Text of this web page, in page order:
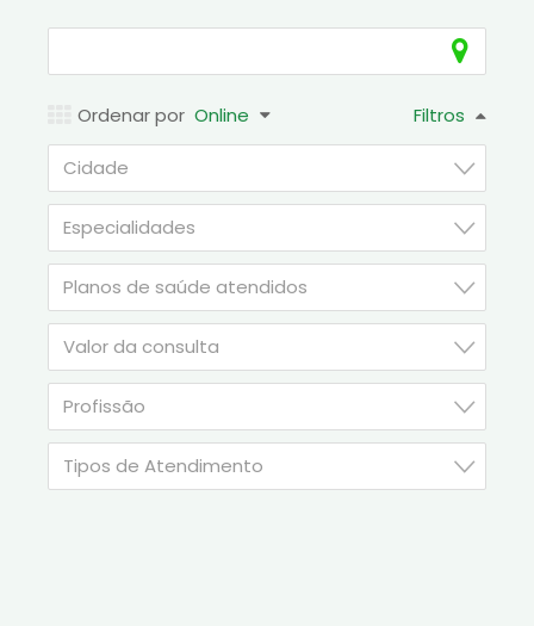
Ordenar por Online Filtros
Cidade
Especialidades
Planos de saúde atendidos
Valor da consulta
Profissão
Tipos de Atendimento